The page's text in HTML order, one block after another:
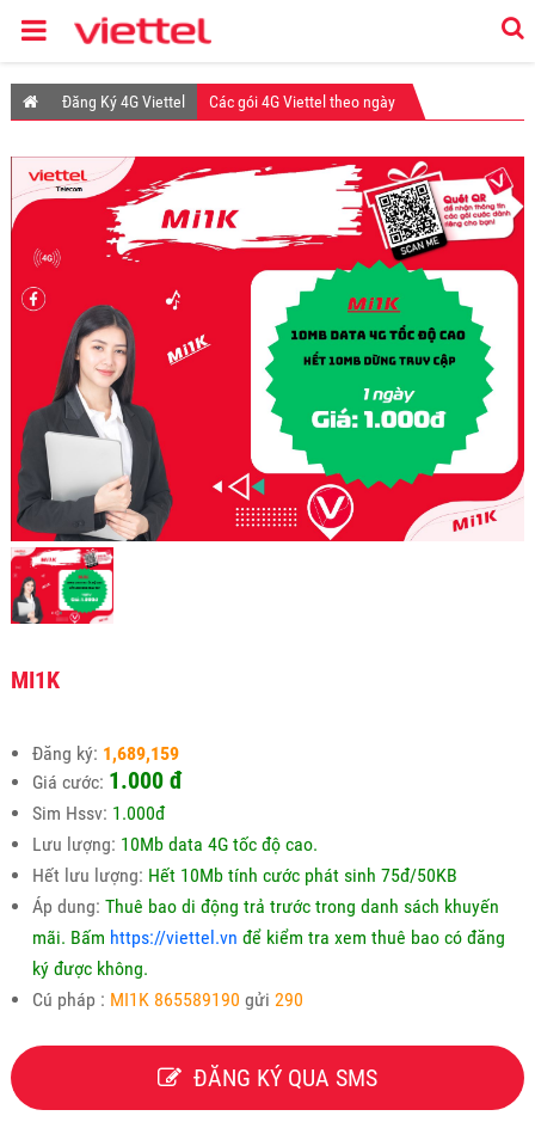
Đăng Ký 4G Viettel Các gói 4G Viettel theo ngày
MI1K
Đăng ký: 1,689,159
Giá cước: 1.000 đ
Sim Hssv: 1.000đ
Lưu lượng: 10Mb data 4G tốc độ cao.
Hết lưu lượng: Hết 10Mb tính cước phát sinh 75đ/50KB
Áp dung: Thuê bao di động trả trước trong danh sách khuyến
mãi. Bấm https://viettel.vn để kiểm tra xem thuê bao có đăng
ký được không.
Cú pháp : MI1K 865589190 gửi 290
ĐĂNG KÝ QUA SMS